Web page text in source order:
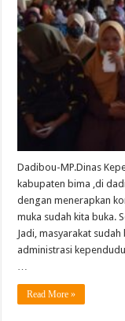
Dadibou-MP.Dinas
kabupaten bima ,di
dengan menerapkan
muka sudah kita buka.
Jadi, masyarakat
administrasi
Read More »